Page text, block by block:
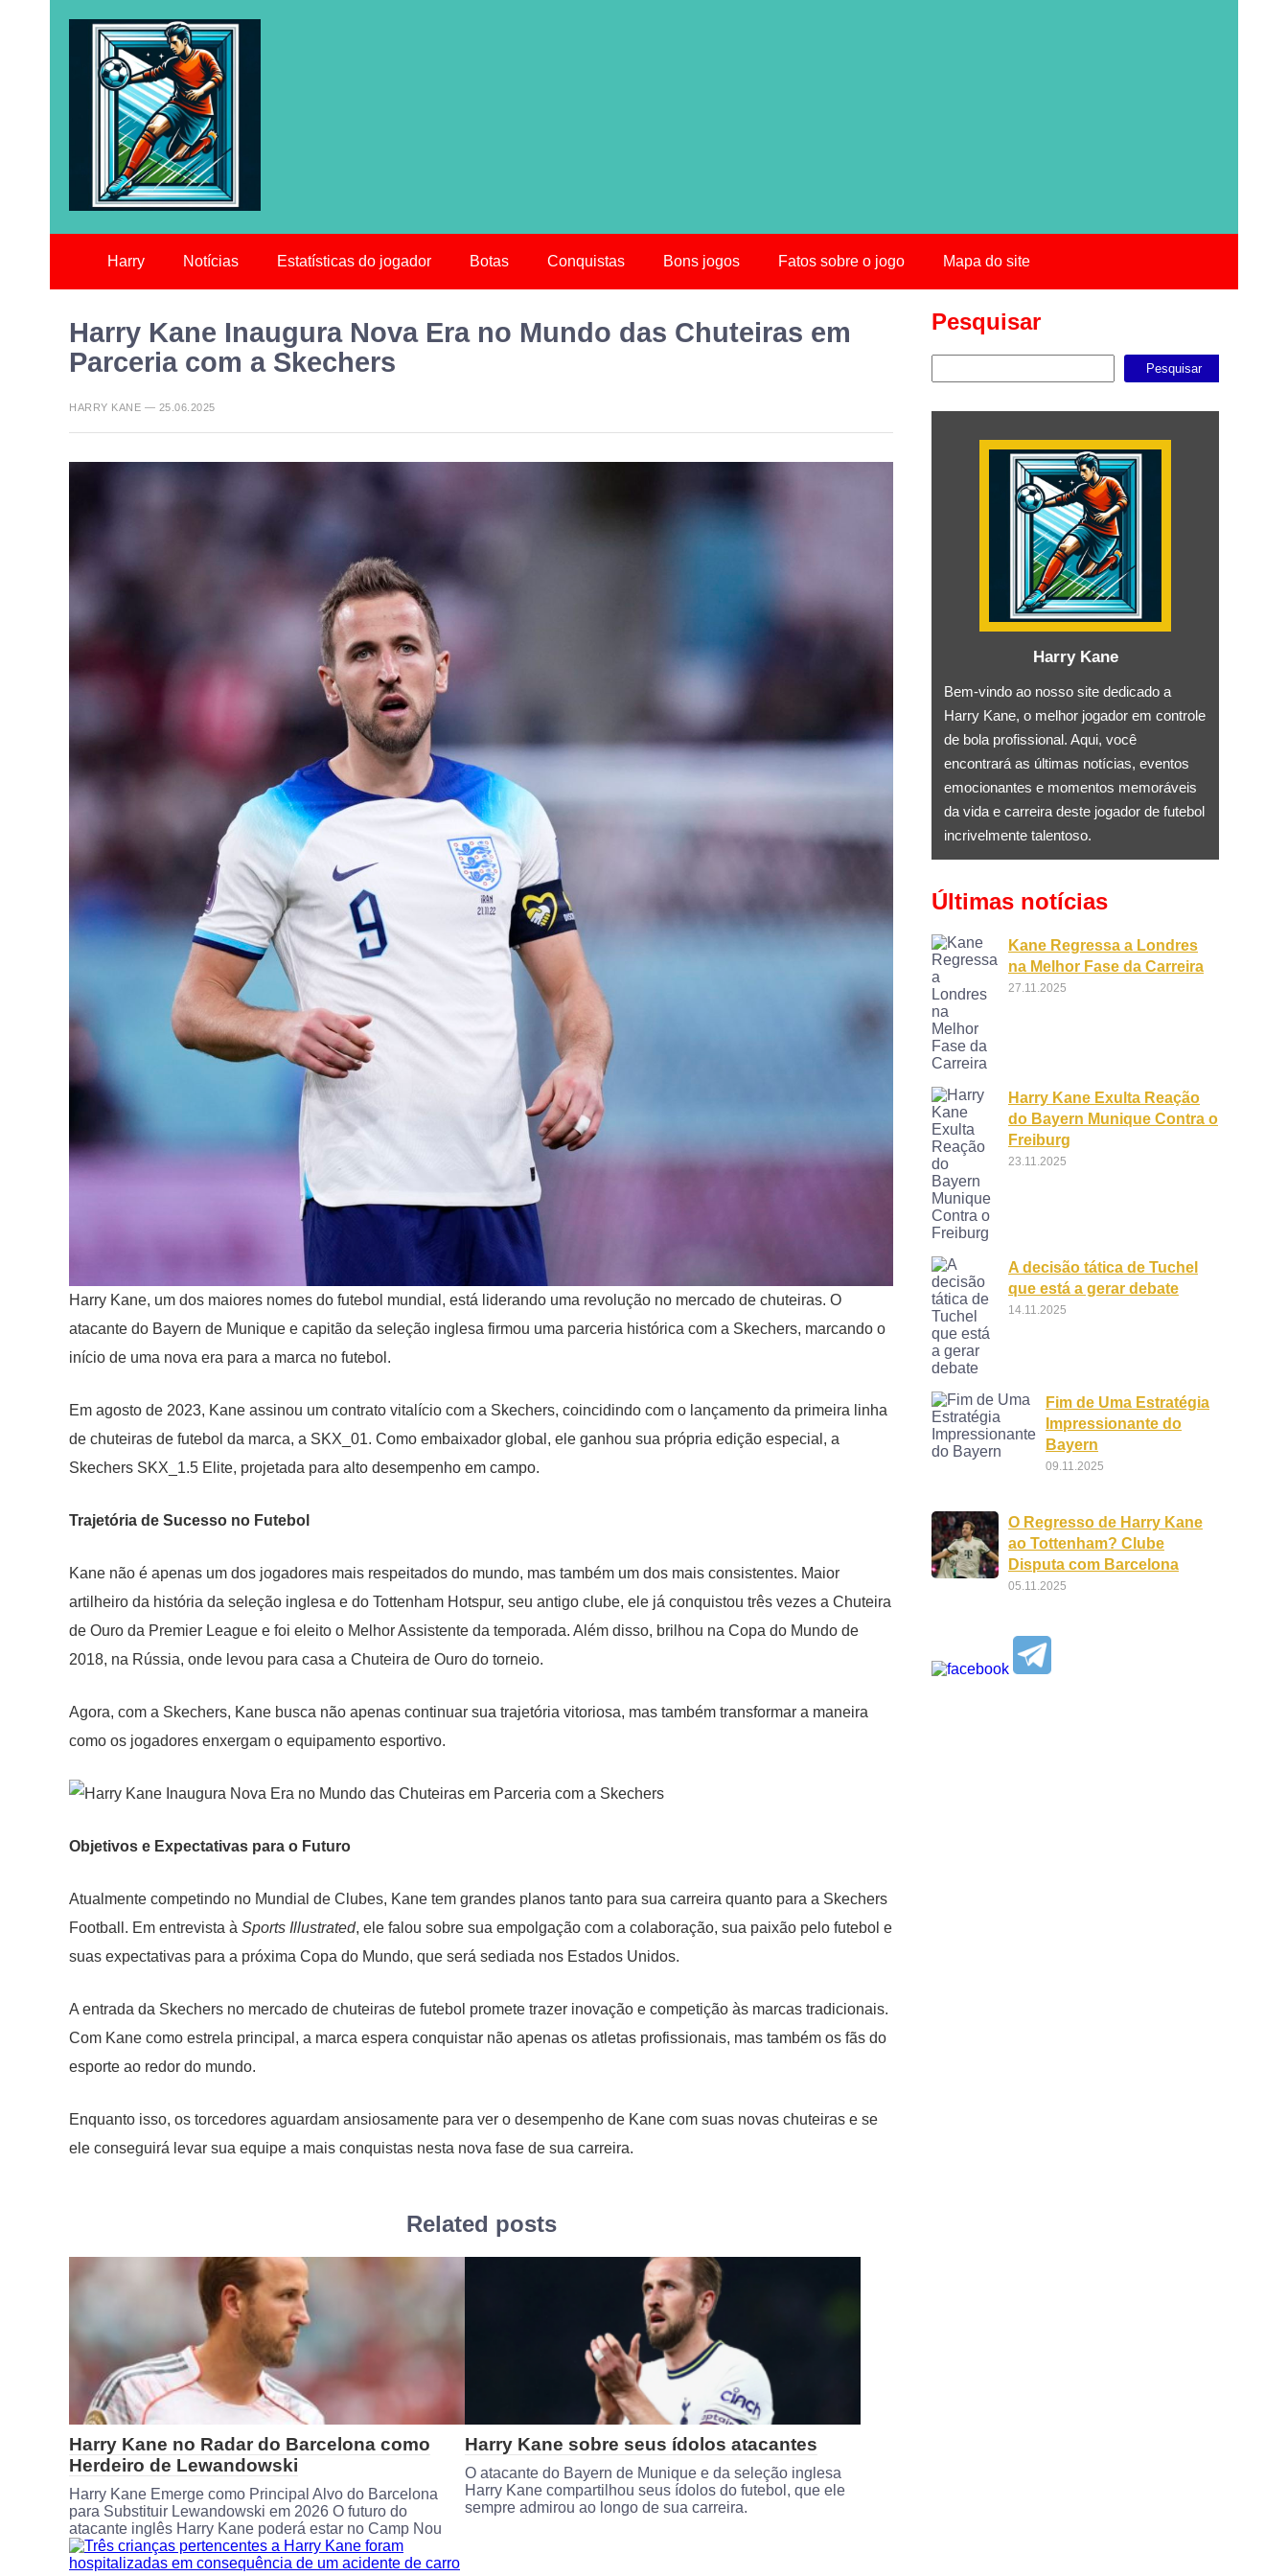
Harry Notícias Estatísticas do jogador Botas Conquistas Bons jogos Fatos sobre o jogo Mapa do site
Harry Kane Inaugura Nova Era no Mundo das Chuteiras em
Parceria com a Skechers
HARRY KANE — 25.06.2025
Harry Kane, um dos maiores nomes do futebol mundial, está liderando uma revolução no mercado de chuteiras. O
atacante do Bayern de Munique e capitão da seleção inglesa firmou uma parceria histórica com a Skechers, marcando o
início de uma nova era para a marca no futebol.
Em agosto de 2023, Kane assinou um contrato vitalício com a Skechers, coincidindo com o lançamento da primeira linha
de chuteiras de futebol da marca, a SKX_01. Como embaixador global, ele ganhou sua própria edição especial, a
Skechers SKX_1.5 Elite, projetada para alto desempenho em campo.
Trajetória de Sucesso no Futebol
Kane não é apenas um dos jogadores mais respeitados do mundo, mas também um dos mais consistentes. Maior
artilheiro da história da seleção inglesa e do Tottenham Hotspur, seu antigo clube, ele já conquistou três vezes a Chuteira
de Ouro da Premier League e foi eleito o Melhor Assistente da temporada. Além disso, brilhou na Copa do Mundo de
2018, na Rússia, onde levou para casa a Chuteira de Ouro do torneio.
Agora, com a Skechers, Kane busca não apenas continuar sua trajetória vitoriosa, mas também transformar a maneira
como os jogadores enxergam o equipamento esportivo.
Objetivos e Expectativas para o Futuro
Atualmente competindo no Mundial de Clubes, Kane tem grandes planos tanto para sua carreira quanto para a Skechers
Football. Em entrevista à Sports Illustrated, ele falou sobre sua empolgação com a colaboração, sua paixão pelo futebol e
suas expectativas para a próxima Copa do Mundo, que será sediada nos Estados Unidos.
A entrada da Skechers no mercado de chuteiras de futebol promete trazer inovação e competição às marcas tradicionais.
Com Kane como estrela principal, a marca espera conquistar não apenas os atletas profissionais, mas também os fãs do
esporte ao redor do mundo.
Enquanto isso, os torcedores aguardam ansiosamente para ver o desempenho de Kane com suas novas chuteiras e se
ele conseguirá levar sua equipe a mais conquistas nesta nova fase de sua carreira.
Related posts
Harry Kane no Radar do Barcelona como
Herdeiro de Lewandowski
Harry Kane Emerge como Principal Alvo do Barcelona
para Substituir Lewandowski em 2026 O futuro do
atacante inglês Harry Kane poderá estar no Camp Nou
Harry Kane sobre seus ídolos atacantes
O atacante do Bayern de Munique e da seleção inglesa
Harry Kane compartilhou seus ídolos do futebol, que ele
sempre admirou ao longo de sua carreira.
Pesquisar
Pesquisar
Harry Kane
Bem-vindo ao nosso site dedicado a
Harry Kane, o melhor jogador em controle
de bola profissional. Aqui, você
encontrará as últimas notícias, eventos
emocionantes e momentos memoráveis ​​
da vida e carreira deste jogador de futebol
incrivelmente talentoso.
Últimas notícias
Kane Regressa a Londres
na Melhor Fase da Carreira
27.11.2025
Harry Kane Exulta Reação
do Bayern Munique Contra o
Freiburg
23.11.2025
A decisão tática de Tuchel
que está a gerar debate
14.11.2025
Fim de Uma Estratégia
Impressionante do
Bayern
09.11.2025
O Regresso de Harry Kane
ao Tottenham? Clube
Disputa com Barcelona
05.11.2025